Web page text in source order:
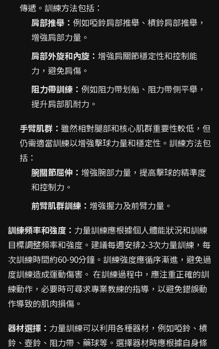
傳遞。訓練方法包括：
肩部推舉： 例如啞鈴肩部推舉、槓鈴肩部推舉，
增強肩部力量。
肩部外旋和內旋： 增強肩關節穩定性和控制能
力，避免肩傷。
阻力帶訓練： 例如阻力帶划船、阻力帶側平舉，
提升肩部肌耐力。
手臂肌群： 雖然相對腿部和核心肌群重要性較低，但
仍需適當訓練以增強擊球力量和穩定性。訓練方法包
括：
腕關節屈伸： 增強腕部力量，提高擊球的精準度
和控制力。
前臂肌群訓練： 增強握力及前臂力量。
訓練頻率和強度： 力量訓練應根據個人體能狀況和訓練
目標調整頻率和強度。建議每週安排2-3次力量訓練，每
次訓練時間約60-90分鐘。訓練強度應循序漸進，避免過
度訓練造成運動傷害。 在訓練過程中，應注重正確的訓
練動作，必要時可尋求專業教練的指導，以避免錯誤動
作導致的肌肉損傷。
器材選擇： 力量訓練可以利用各種器材，例如啞鈴、槓
鈴、壺鈴、阻力帶、藥球等。選擇器材時應根據自身條